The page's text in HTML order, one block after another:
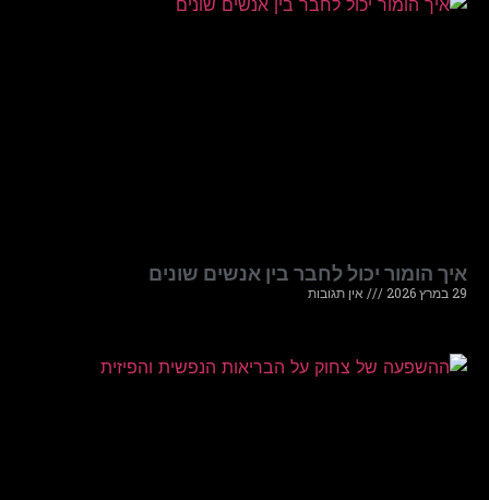
איך הומור יכול לחבר בין אנשים שונים
29 במרץ 2026 אין תגובות